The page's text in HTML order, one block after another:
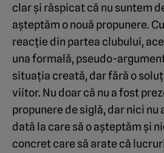
clar și răspicat că nu suntem
așteptăm o nouă propunere.
reacție din partea clubului,
una formală, pseudo-
situația creată, dar fără o
viitor. Nu doar că nu a fost
propunere de siglă, dar nici nu
dată la care să o așteptăm și
concret care să arate că